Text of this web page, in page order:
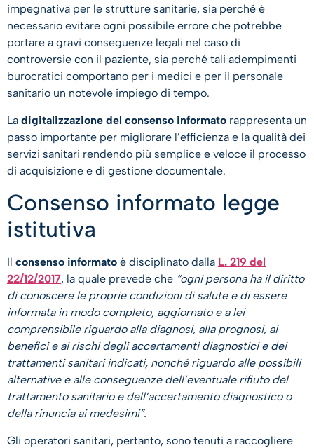
impegnativa per le strutture sanitarie, sia perché è
necessario evitare ogni possibile errore che potrebbe
portare a gravi conseguenze legali nel caso di
controversie con il paziente, sia perché tali adempimenti
burocratici comportano per i medici e per il personale
sanitario un notevole impiego di tempo.
La digitalizzazione del consenso informato rappresenta un
passo importante per migliorare l’efficienza e la qualità dei
servizi sanitari rendendo più semplice e veloce il processo
di acquisizione e di gestione documentale.
Consenso informato legge
istitutiva​
Il consenso informato è disciplinato dalla L. 219 del
22/12/2017, la quale prevede che “ogni persona ha il diritto
di conoscere le proprie condizioni di salute e di essere
informata in modo completo, aggiornato e a lei
comprensibile riguardo alla diagnosi, alla prognosi, ai
benefici e ai rischi degli accertamenti diagnostici e dei
trattamenti sanitari indicati, nonché riguardo alle possibili
alternative e alle conseguenze dell’eventuale rifiuto del
trattamento sanitario e dell’accertamento diagnostico o
della rinuncia ai medesimi”.
Gli operatori sanitari, pertanto, sono tenuti a raccogliere